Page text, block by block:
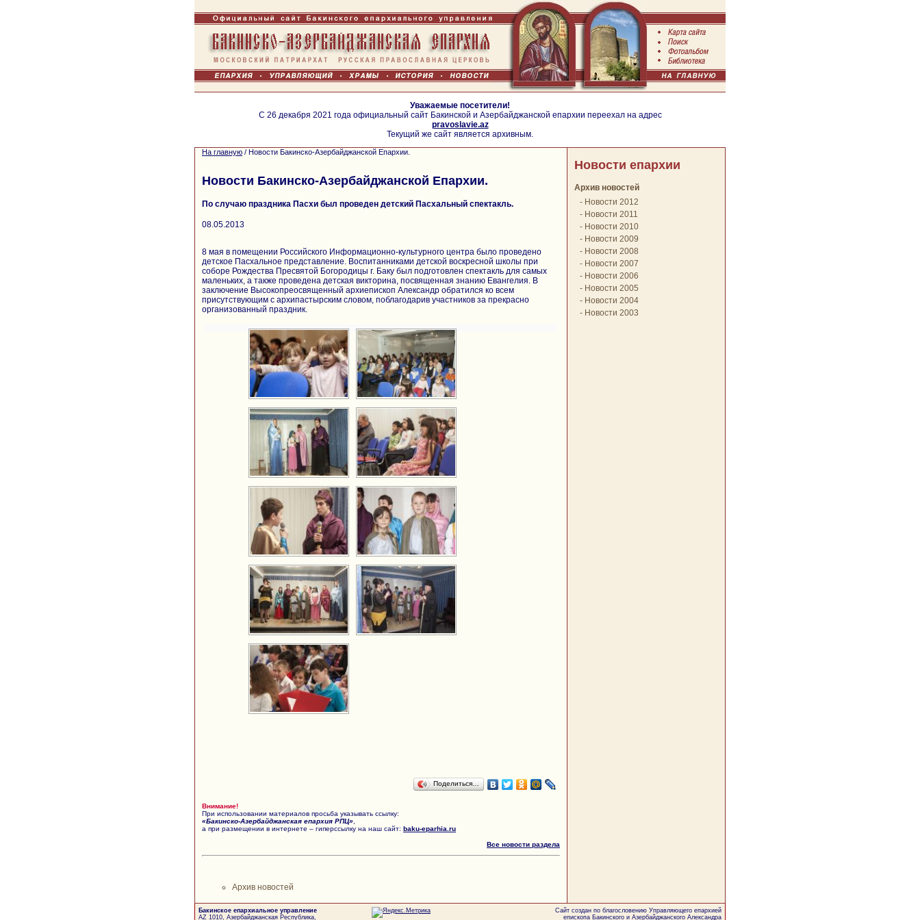
Уважаемые посетители!
С 26 декабря 2021 года официальный сайт Бакинской и Азербайджанской епархии переехал на адрес
pravoslavie.az
Текущий же сайт является архивным.
На главную / Новости Бакинско-Азербайджанской Епархии.
Новости Бакинско-Азербайджанской Епархии.
По случаю праздника Пасхи был проведен детский Пасхальный спектакль.
08.05.2013
8 мая в помещении Российского Информационно-культурного центра было проведено
детское Пасхальное представление. Воспитанниками детской воскресной школы при
соборе Рождества Пресвятой Богородицы г. Баку был подготовлен спектакль для самых
маленьких, а также проведена детская викторина, посвященная знанию Евангелия. В
заключение Высокопреосвященный архиепископ Александр обратился ко всем
присутствующим с архипастырским словом, поблагодарив участников за прекрасно
организованный праздник.
Поделиться…
Внимание!
При использовании материалов просьба указывать ссылку:
«Бакинско-Азербайджанская епархия РПЦ»
а при размещении в интернете – гиперссылку на наш сайт: baku-eparhia.ru
Все новости раздела
Архив новостей
Новости епархии
Архив новостей
- Новости 2012
- Новости 2011
- Новости 2010
- Новости 2009
- Новости 2008
- Новости 2007
- Новости 2006
- Новости 2005
- Новости 2004
- Новости 2003
Бакинское епархиальное управление
AZ 1010, Азербайджанская Республика,
Сайт создан по благословению Управляющего епархией
епископа Бакинского и Азербайджанского Александра